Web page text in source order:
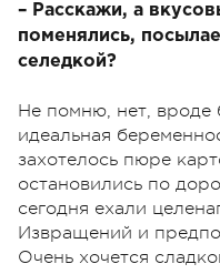
– Расскажи, а
поменялись,
селедкой?
Не помню, нет, вроде
идеальная
захотелось пюре
остановились по
сегодня ехали
Извращений и
Очень хочется